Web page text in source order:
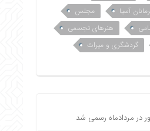
آسیا
مجلس
هنرهای تجسمی
گردشگری و میراث
در مردادماه رسمی شد